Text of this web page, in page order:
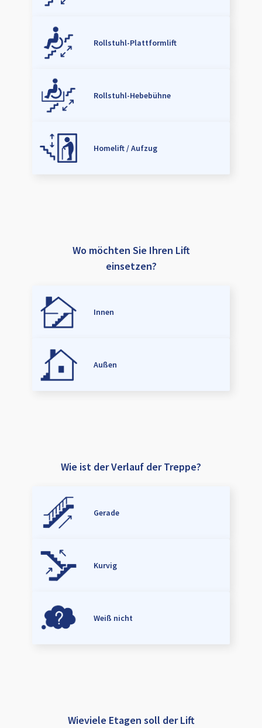
Rollstuhl-Plattformlift
Rollstuhl-Hebebühne
Homelift / Aufzug
Wo möchten Sie Ihren Lift
einsetzen?
Innen
Außen
Wie ist der Verlauf der Treppe?
Gerade
Kurvig
Weiß nicht
Wieviele Etagen soll der Lift